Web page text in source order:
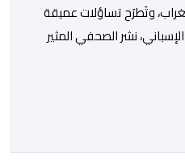
وتَطرَح تساؤلات عميقة
نشر الصحفي المثير
عن الخط التحريري